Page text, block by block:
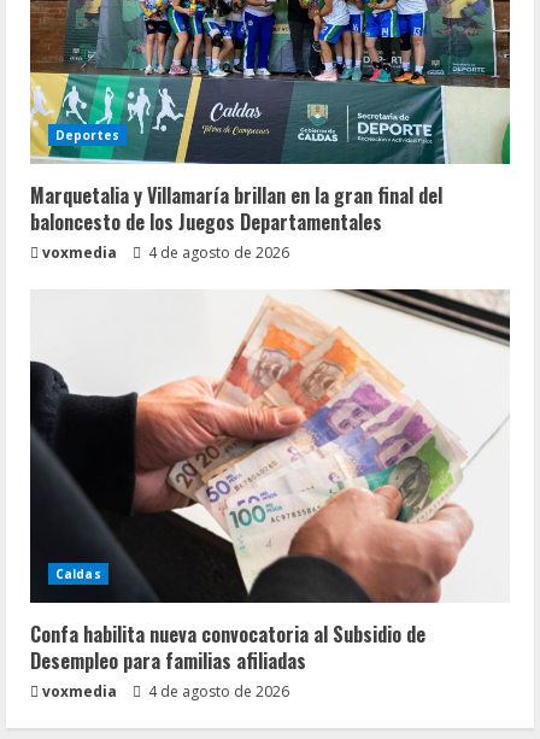
Deportes
Marquetalia y Villamaría brillan en la gran final del
baloncesto de los Juegos Departamentales
voxmedia 4 de agosto de 2026
Caldas
Confa habilita nueva convocatoria al Subsidio de
Desempleo para familias afiliadas
voxmedia 4 de agosto de 2026